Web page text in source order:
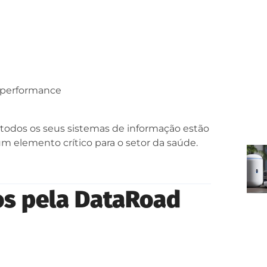
os seus sistemas de informação estão
elemento crítico para o setor da saúde.
pela DataRoad